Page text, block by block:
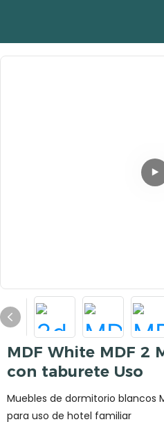
MDF White MDF 2
con taburete Uso
Muebles de dormitorio blancos
para uso de hotel familiar